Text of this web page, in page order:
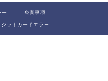
ー 免責事項
ットカードエラー